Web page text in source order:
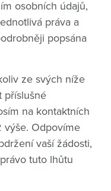
osobních údajů,
práva a
popsána
ze svých níže
příslušné
na kontaktních
výše. Odpovíme
vaší žádosti,
tuto lhůtu